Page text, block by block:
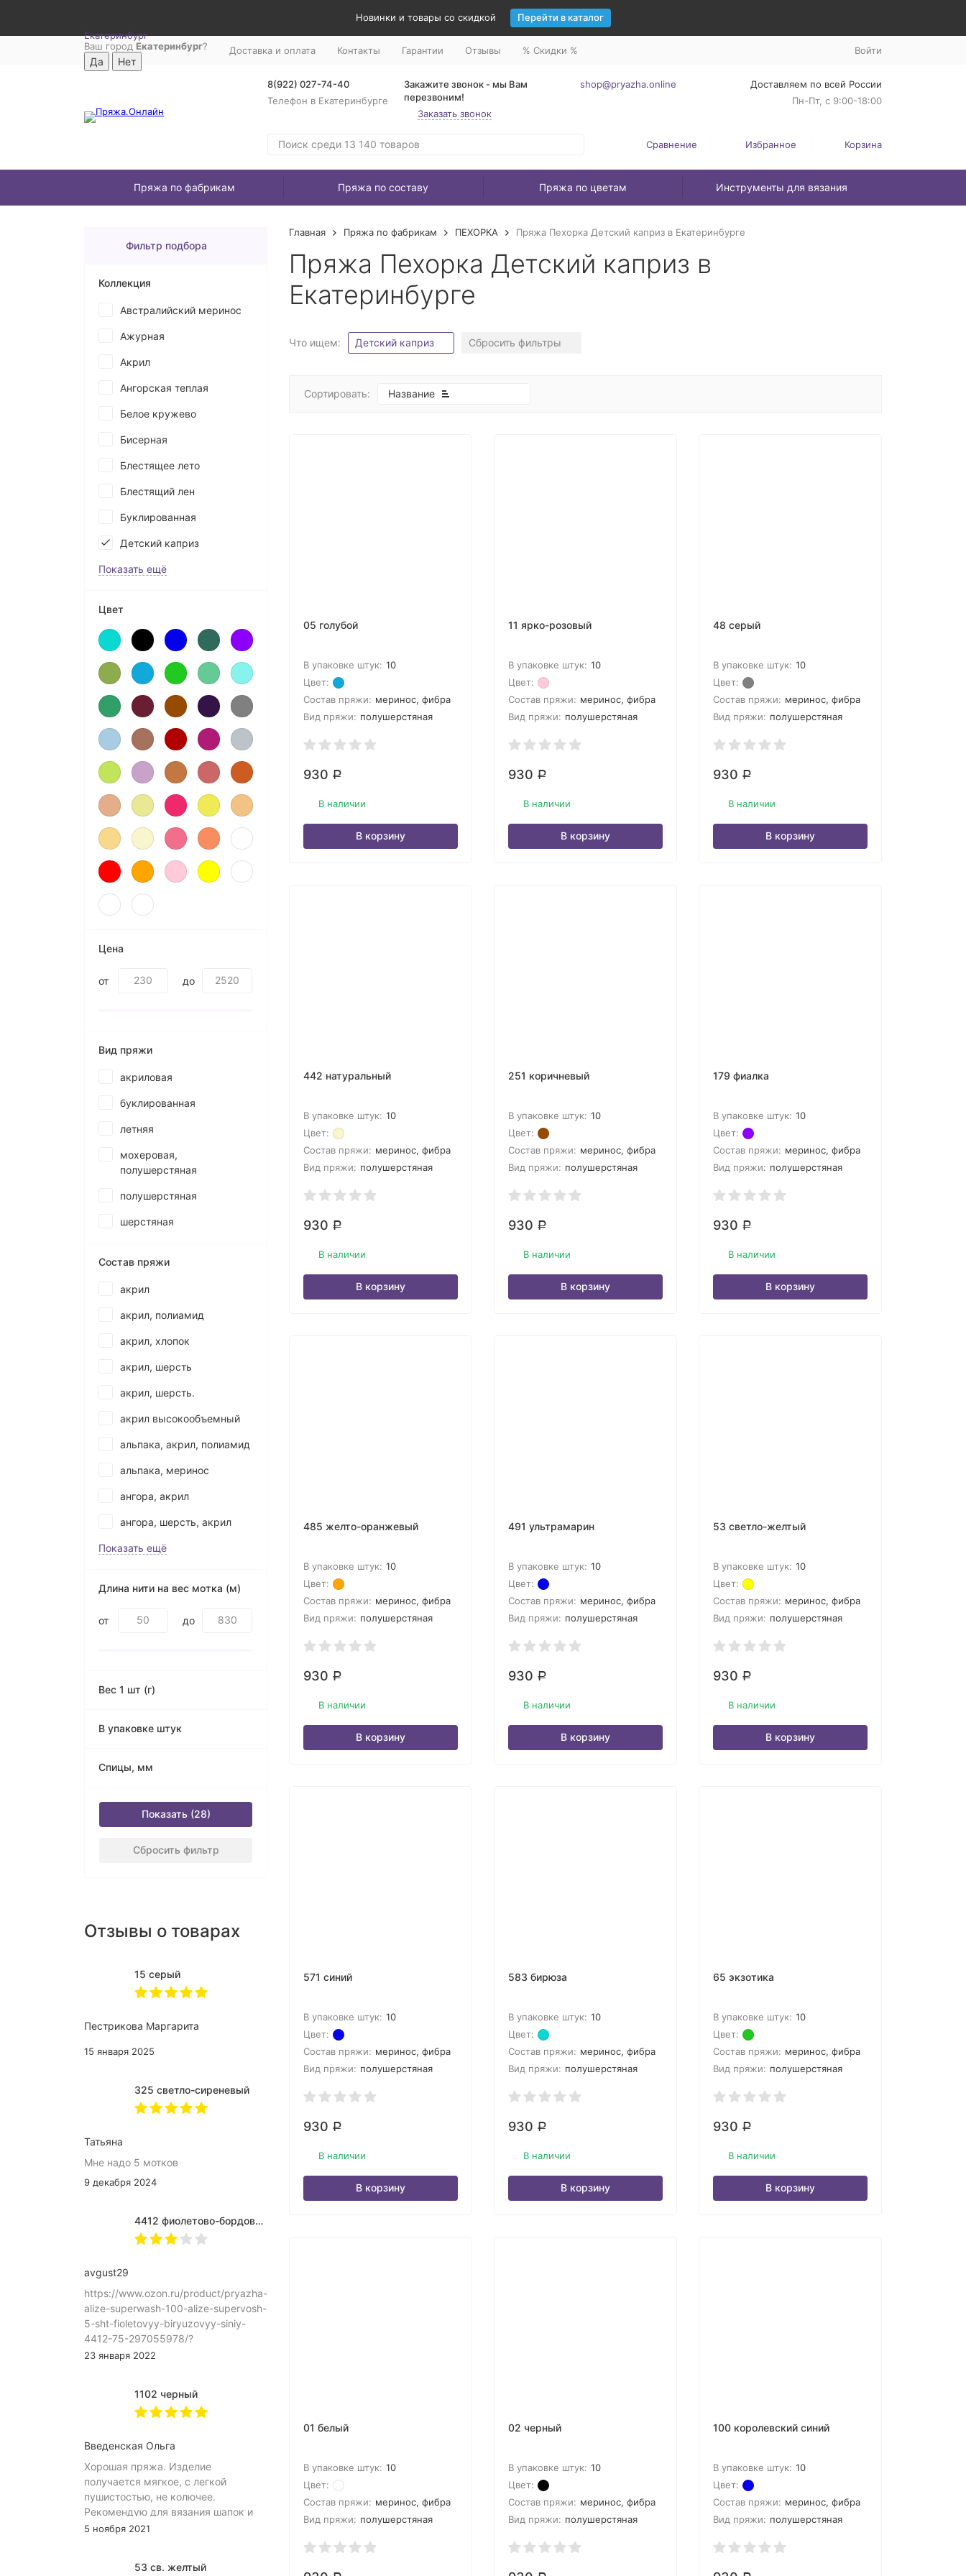
Новинки и товары со скидкой
Перейти в каталог
Екатеринбург
Ваш город Екатеринбург? Доставка и оплата Контакты Гарантии Отзывы % Скидки % Войти
8(922) 027-74-40
Телефон в Екатеринбурге
Закажите звонок - мы Вам
перезвоним!
Заказать звонок
shop@pryazha.online
Доставляем по всей России
Пн-Пт, с 9:00-18:00
Сравнение Избранное Корзина
Пряжа по фабрикам Пряжа по составу Пряжа по цветам Инструменты для вязания
Главная Пряжа по фабрикам ПЕХОРКА Пряжа Пехорка Детский каприз в Екатеринбурге
Пряжа Пехорка Детский каприз в
Екатеринбурге
Что ищем: Детский каприз Сбросить фильтры
Сортировать: Название
05 голубой
В упаковке штук: 10
Цвет:
Состав пряжи: меринос, фибра
Вид пряжи: полушерстяная
930 Р
В наличии
В корзину
11 ярко-розовый
В упаковке штук: 10
Цвет:
Состав пряжи: меринос, фибра
Вид пряжи: полушерстяная
930 Р
В наличии
В корзину
48 серый
В упаковке штук: 10
Цвет:
Состав пряжи: меринос, фибра
Вид пряжи: полушерстяная
930 Р
В наличии
В корзину
442 натуральный
В упаковке штук: 10
Цвет:
Состав пряжи: меринос, фибра
Вид пряжи: полушерстяная
930 Р
В наличии
В корзину
251 коричневый
В упаковке штук: 10
Цвет:
Состав пряжи: меринос, фибра
Вид пряжи: полушерстяная
930 Р
В наличии
В корзину
179 фиалка
В упаковке штук: 10
Цвет:
Состав пряжи: меринос, фибра
Вид пряжи: полушерстяная
930 Р
В наличии
В корзину
485 желто-оранжевый
В упаковке штук: 10
Цвет:
Состав пряжи: меринос, фибра
Вид пряжи: полушерстяная
930 Р
В наличии
В корзину
491 ультрамарин
В упаковке штук: 10
Цвет:
Состав пряжи: меринос, фибра
Вид пряжи: полушерстяная
930 Р
В наличии
В корзину
53 светло-желтый
В упаковке штук: 10
Цвет:
Состав пряжи: меринос, фибра
Вид пряжи: полушерстяная
930 Р
В наличии
В корзину
571 синий
В упаковке штук: 10
Цвет:
Состав пряжи: меринос, фибра
Вид пряжи: полушерстяная
930 Р
В наличии
В корзину
583 бирюза
В упаковке штук: 10
Цвет:
Состав пряжи: меринос, фибра
Вид пряжи: полушерстяная
930 Р
В наличии
В корзину
65 экзотика
В упаковке штук: 10
Цвет:
Состав пряжи: меринос, фибра
Вид пряжи: полушерстяная
930 Р
В наличии
В корзину
01 белый
В упаковке штук: 10
Цвет:
Состав пряжи: меринос, фибра
Вид пряжи: полушерстяная
02 черный
В упаковке штук: 10
Цвет:
Состав пряжи: меринос, фибра
Вид пряжи: полушерстяная
100 королевский синий
В упаковке штук: 10
Цвет:
Состав пряжи: меринос, фибра
Вид пряжи: полушерстяная
Фильтр подбора
Коллекция
Австралийский меринос
Ажурная
Акрил
Ангорская теплая
Белое кружево
Бисерная
Блестящее лето
Блестящий лен
Буклированная
Детский каприз
Показать ещё
Цвет
Цена
от до
Вид пряжи
акриловая
буклированная
летняя
мохеровая,
полушерстяная
полушерстяная
шерстяная
Состав пряжи
акрил
акрил, полиамид
акрил, хлопок
акрил, шерсть
акрил, шерсть.
акрил высокообъемный
альпака, акрил, полиамид
альпака, меринос
ангора, акрил
ангора, шерсть, акрил
Показать ещё
Длина нити на вес мотка (м)
от до
Вес 1 шт (г)
В упаковке штук
Спицы, мм
Показать
Сбросить фильтр
Отзывы о товарах
15 серый
Пестрикова Маргарита
15 января 2025
325 светло-сиреневый
Татьяна
Мне надо 5 мотков
9 декабря 2024
4412 фиолетово-бордово-бирюзовый
avgust29
https://www.ozon.ru/product/pryazha-
alize-superwash-100-alize-supervosh-
5-sht-fioletovyy-biryuzovyy-siniy-
4412-75-297055978/?
asb=Sh%252B4eIq8blKC9QDXSWHyIDo%252FBClU6Xjd%252B3DS66jxyDI%253D&asb2=7tW56YmO6IY5PMZcAk5WOLqMFon97YQ0r-
23 января 2022
1102 черный
Введенская Ольга
Хорошая пряжа. Изделие
получается мягкое, с легкой
пушистостью, не колючее.
Рекомендую для вязания шапок и
снудов.
5 ноября 2021
53 св. желтый